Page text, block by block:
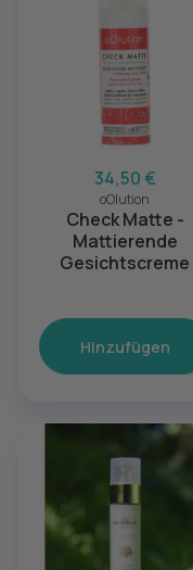
34,50 €
oOlution
Check Matte -
Mattierende
Gesichtscreme
Hinzufügen